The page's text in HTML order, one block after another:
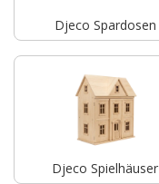
Djeco Spardosen
Djeco Spielhäuser